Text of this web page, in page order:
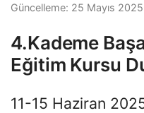
Güncelleme: 25 Mayıs
4.Kademe
Eğitim Kursu
11-15 Haziran